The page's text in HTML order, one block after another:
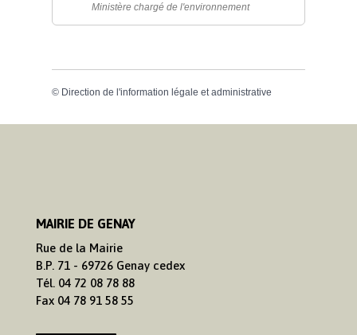
Ministère chargé de l'environnement
© Direction de l'information légale et administrative
MAIRIE DE GENAY
Rue de la Mairie
B.P. 71 - 69726 Genay cedex
Tél. 04 72 08 78 88
Fax 04 78 91 58 55